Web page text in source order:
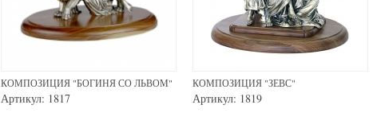
КОМПОЗИЦИЯ "БОГИНЯ СО ЛЬВОМ"
Артикул: 1817
КОМПОЗИЦИЯ "ЗЕВС"
Артикул: 1819